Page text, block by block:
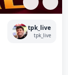
tpk_live
tpk_live